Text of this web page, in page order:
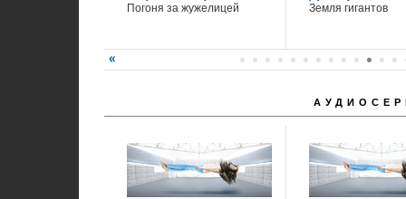
Погоня за жужелицей Земля гигантов